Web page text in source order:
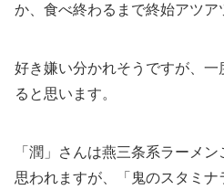
か、食べ終わるまで終始アツア
好き嫌い分かれそうですが、
ると思います。
「潤」さんは燕三条系ラーメ
思われますが、「鬼のスタミ